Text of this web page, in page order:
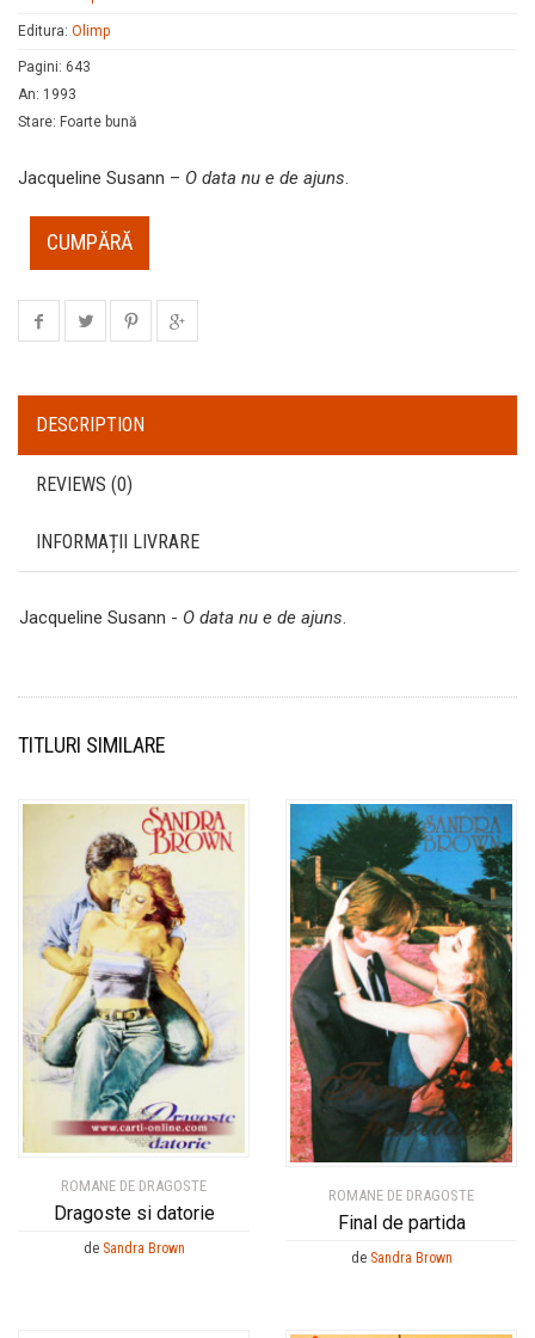
Editura: Olimp
Pagini: 643
An: 1993
Stare: Foarte bună
Jacqueline Susann – O data nu e de ajuns.
CUMPĂRĂ
DESCRIPTION
REVIEWS (0)
INFORMAȚII LIVRARE
Jacqueline Susann - O data nu e de ajuns.
TITLURI SIMILARE
ROMANE DE DRAGOSTE
Dragoste si datorie
de Sandra Brown
ROMANE DE DRAGOSTE
Final de partida
de Sandra Brown